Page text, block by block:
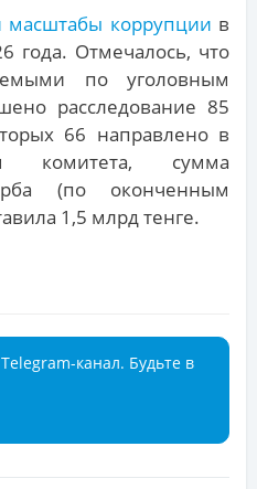
масштабы коррупции в
года. Отмечалось, что
по уголовным
расследование 85
66 направлено в
сумма
(по оконченным
1,5 млрд тенге.
канал. Будьте в